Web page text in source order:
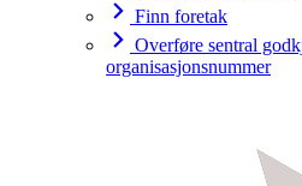
Finn foretak
Overføre sentral
organisasjonsnummer